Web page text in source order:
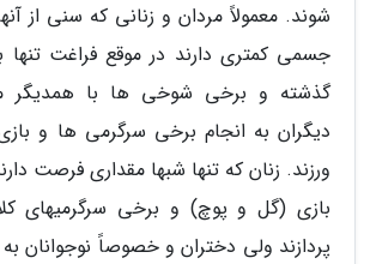
شوند. معمولاً مردان و زنانی که سنی از
جسمی کمتری دارند در موقع فراغت
گذشته و برخی شوخی ها با همدیگر
دیگران به انجام برخی سرگرمی ها و
ورزند. زنان که تنها شبها مقداری فرصت
بازی (گل و پوچ) و برخی سرگرمیهای
پردازند ولی دختران و خصوصاً نوجوانان